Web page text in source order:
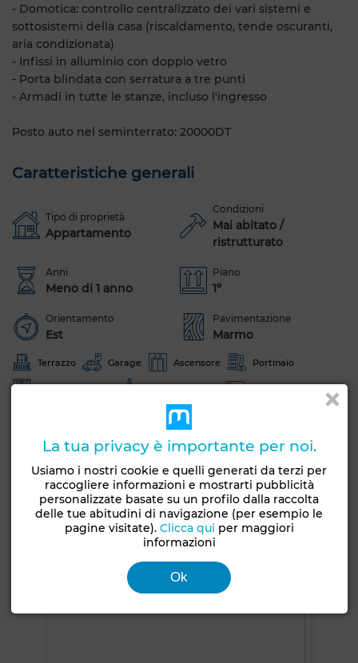
- Domotica: controllo centralizzato dei vari sistemi e
sottosistemi della casa (riscaldamento, tende oscuranti,
aria condizionata)
- Infissi in alluminio con doppio vetro
- Porta blindata con serratura a tre punti
- Armadi in tutte le stanze, incluso l'ingresso
Posto auto nel seminterrato: 20000DT
Caratteristiche generali
Tipo di proprietà
Appartamento
Condizioni
Mai abitato /
ristrutturato
Anni
Meno di 1 anno
Piano
1º
Orientamento
Est
Pavimentazione
Marmo
Terrazzo Garage Ascensore Portinaio
Facciata esterna Salotto europeo Aria condizionata
Sistema di allarme
Porta rinforzata Cucina attrezzata
Vedi altre foto
La tua privacy è importante per noi.
Usiamo i nostri cookie e quelli generati da terzi per
raccogliere informazioni e mostrarti pubblicità
personalizzate basate su un profilo dalla raccolta
delle tue abitudini di navigazione (per esempio le
pagine visitate). Clicca qui per maggiori
informazioni
Ok